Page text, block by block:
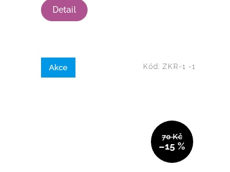
Detail
Akce
70 Kč
–15 %
Kód: ZKR-1 -1